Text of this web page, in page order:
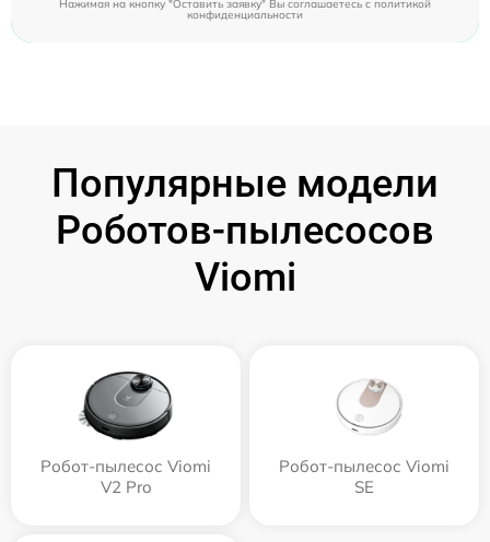
Нажимая на кнопку "Оставить заявку" Вы соглашаетесь cполитикой
конфиденциальности
Популярные модели
Роботов-пылесосов
Viomi
Робот-пылесос Viomi
V2 Pro
Робот-пылесос Viomi
SE